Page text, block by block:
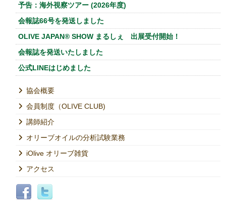
予告：海外視察ツアー (2026年度)
会報誌66号を発送しました
OLIVE JAPAN® SHOW まるしぇ 出展受付開始！
会報誌を発送いたしました
公式LINEはじめました
協会概要
会員制度（OLIVE CLUB)
講師紹介
オリーブオイルの分析試験業務
iOlive オリーブ雑貨
アクセス